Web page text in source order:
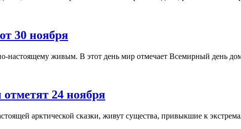
30 ноября
настоящему живым. В этот день мир отмечает Всемирный день
24 ноября
арктической сказки, живут существа, привыкшие к